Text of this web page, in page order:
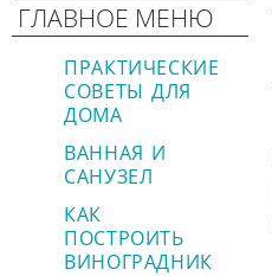
ГЛАВНОЕ МЕНЮ
ПРАКТИЧЕСКИЕ
СОВЕТЫ ДЛЯ
ДОМА
ВАННАЯ И
САНУЗЕЛ
КАК
ПОСТРОИТЬ
ВИНОГРАДНИК